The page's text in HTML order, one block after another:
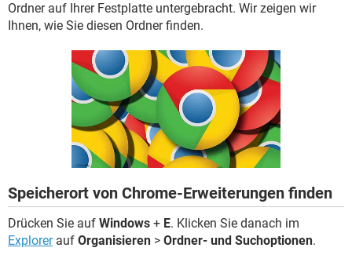
WHATSAPP TIKTOK
FACEBOOK HARDWARE
WINDOWS 10
HARDWARE
Ordner auf Ihrer Festplatte untergebracht. Wir zeigen wir
Ihnen, wie Sie diesen Ordner finden.
Speicherort von Chrome-Erweiterungen finden
Drücken Sie auf Windows + E. Klicken Sie danach im
Explorerauf Organisieren > Ordner- und Suchoptionen.